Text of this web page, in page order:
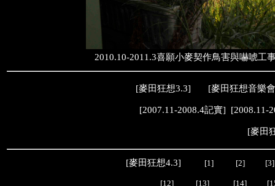
2010.10-2011.3喜願小麥契作鳥害與嚇
[麥田狂想3.3] [麥田狂想音樂
[2007.11-2008.4記實] [2008.11-
[麥田
[麥田狂想4.3] [1] [2] [3]
[12] [13] [14]